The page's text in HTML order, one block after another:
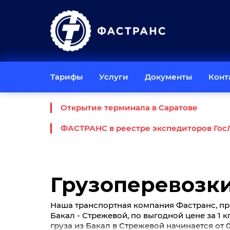
Тарифы Услуги Документы
Открытие терминала в Саратове
ФАСТРАНС в реестре экспедиторов
Наша транспортная компания Фастранс,
Бакал - Стрежевой, по выгодной цене за 1
груза из Бакал в Стрежевой начинается